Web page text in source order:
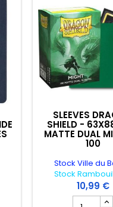
produit PORTE FOLIO
SLEEVES
SHIELD -
MATTE DUAL
100
Stock Ville du
Stock
10,99 €
Champ